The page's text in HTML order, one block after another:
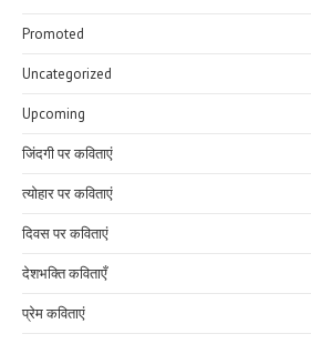
Promoted
Uncategorized
Upcoming
जिंदगी पर कविताएं
त्योहार पर कविताएं
दिवस पर कविताएं
देशभक्ति कविताएँ
प्रेम कविताएं